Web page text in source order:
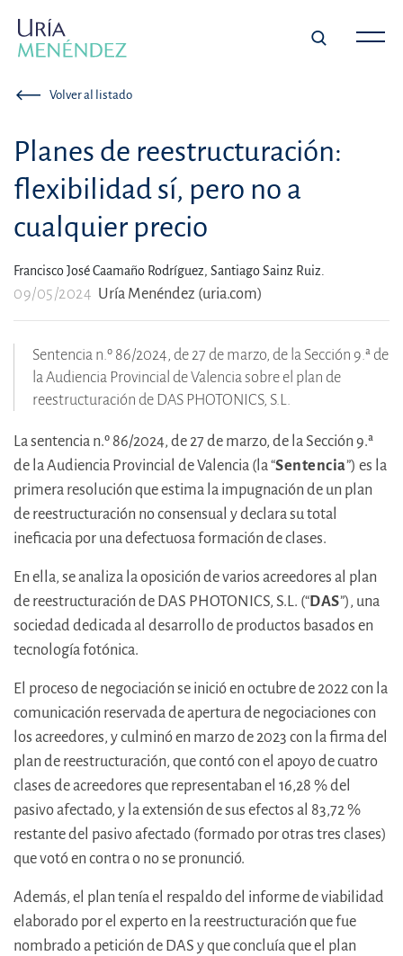
Volver al listado
Planes de reestructuración:
flexibilidad sí, pero no a
cualquier precio
Francisco José Caamaño Rodríguez, Santiago Sainz Ruiz.
09/05/2024 Uría Menéndez (uria.com)
Sentencia n.º 86/2024, de 27 de marzo, de la Sección 9.ª de
la Audiencia Provincial de Valencia sobre el plan de
reestructuración de DAS PHOTONICS, S.L.
La sentencia n.º 86/2024, de 27 de marzo, de la Sección 9.ª
de la Audiencia Provincial de Valencia (la “Sentencia”) es la
primera resolución que estima la impugnación de un plan
de reestructuración no consensual y declara su total
ineficacia por una defectuosa formación de clases.
En ella, se analiza la oposición de varios acreedores al plan
de reestructuración de DAS PHOTONICS, S.L. (“DAS”), una
sociedad dedicada al desarrollo de productos basados en
tecnología fotónica.
El proceso de negociación se inició en octubre de 2022 con la
comunicación reservada de apertura de negociaciones con
los acreedores, y culminó en marzo de 2023 con la firma del
plan de reestructuración, que contó con el apoyo de cuatro
clases de acreedores que representaban el 16,28 % del
pasivo afectado, y la extensión de sus efectos al 83,72 %
restante del pasivo afectado (formado por otras tres clases)
que votó en contra o no se pronunció.
Además, el plan tenía el respaldo del informe de viabilidad
elaborado por el experto en la reestructuración que fue
nombrado a petición de DAS y que concluía que el plan